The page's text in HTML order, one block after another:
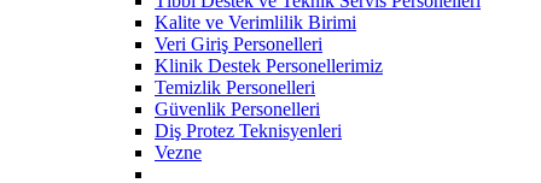
Kalite ve Verimlilik Birimi
Veri Giriş Personelleri
Klinik Destek Personellerimiz
Temizlik Personelleri
Güvenlik Personelleri
Diş Protez Teknisyenleri
Vezne